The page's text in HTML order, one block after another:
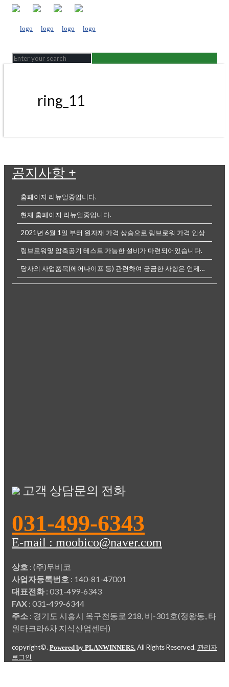
ring_11
공지사항 +
홈페이지 리뉴얼중입니다.
현재 홈페이지 리뉴얼중입니다.
2021년 6월 1일 부터 원자재 가격 상승으로 링브로워 가격 인상
링브로워및 압축공기 테스트 가능한 설비가 마련되어있습니다.
당사의 사업품목(에어나이프 등) 관련하여 궁금한 사항은 언제든전화나, 메...
고객 상담문의 전화
031-499-6343
E-mail : moobico@naver.com
상호 : (주)무비코
사업자등록번호 : 140-81-47001
대표전화: 031-499-6343
FAX : 031-499-6344
주소 : 경기도 시흥시 옥구천동로 218, 비-301호(정왕동, 타
원타크라6차 지식산업센터)
copyright©. Powered by PLANWINNERS. All Rights Reserved. 관리자
로그인